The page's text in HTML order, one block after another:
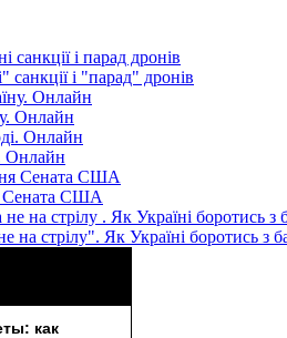
і "парад" дронів
Онлайн
Онлайн
Сената США
стрілу". Як Україні боротись з